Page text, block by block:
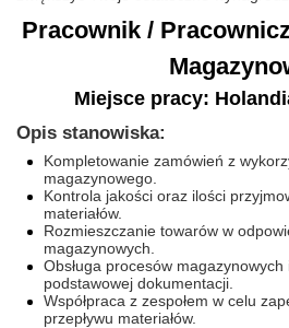
Pracownik /
Miejsce pracy:
Opis stanowiska:
Kompletowanie zamówień z
magazynowego.
Kontrola jakości oraz ilości
materiałów.
Rozmieszczanie towarów w
magazynowych.
Obsługa procesów
podstawowej dokumentacji.
Współpraca z zespołem w celu
przepływu materiałów.